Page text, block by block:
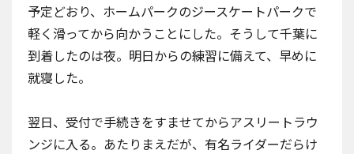
予定どおり、ホームパークのジースケートパークで
軽く滑ってから向かうことにした。そうして千葉に
到着したのは夜。明日からの練習に備えて、早めに
就寝した。
翌日、受付で手続きをすませてからアスリートラウ
ンジに入る。あたりまえだが、有名ライダーだらけ